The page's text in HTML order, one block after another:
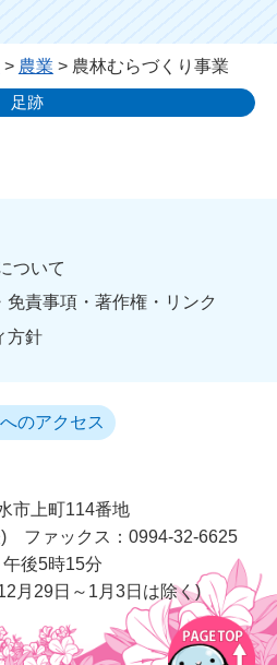
> 農業 > 農林むらづくり事業
足跡
ついて
責事項・著作権・リンク
方針
のアクセス
市上町114番地
ファックス：0994-32-6625
後5時15分
月29日～1月3日は除く)